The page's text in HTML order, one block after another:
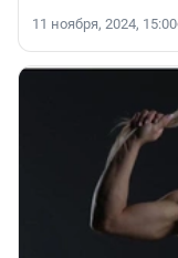
11 ноября, 2024, 15:00